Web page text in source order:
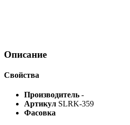
Описание
Свойства
Производитель -
Артикул SLRK-359
Фасовка